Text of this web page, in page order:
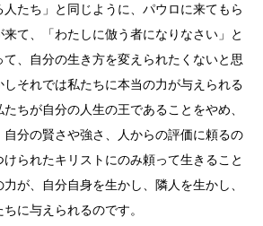
たち」と同じように、パウロに来てもら
て、「わたしに倣う者になりなさい」と
、自分の生き方を変えられたくないと思
しそれでは私たちに本当の力が与えられる
ちが自分の人生の王であることをやめ、
分の賢さや強さ、人からの評価に頼るの
られたキリストにのみ頼って生きること
が、自分自身を生かし、隣人を生かし、
に与えられるのです。